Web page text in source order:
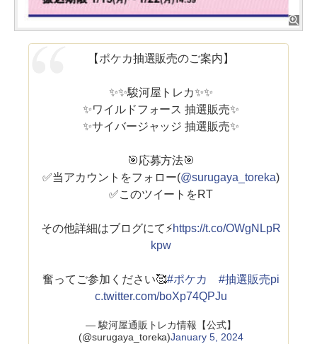
【ポケカ抽選販売のご案内】
✨✨駿河屋トレカ✨✨
✨ワイルドフォース 抽選販売✨
✨サイバージャッジ 抽選販売✨
🎯応募方法🎯
✅当アカウントをフォロー(@surugaya_toreka)
✅このツイートをRT
その他詳細はブログにて⚡https://t.co/OWgNLpR
kpw
奮ってご参加ください🥰#ポケカ #抽選販売pi
c.twitter.com/boXp74QPJu
— 駿河屋通販トレカ情報【公式】
(@surugaya_toreka)January 5, 2024